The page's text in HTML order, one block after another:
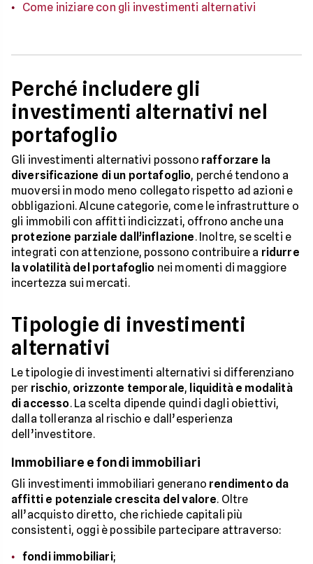
Come iniziare con gli investimenti alternativi
Perché includere gli
investimenti alternativi nel
portafoglio
Gli investimenti alternativi possono rafforzare la
diversificazione di un portafoglio, perché tendono a
muoversi in modo meno collegato rispetto ad azioni e
obbligazioni. Alcune categorie, come le infrastrutture o
gli immobili con affitti indicizzati, offrono anche una
protezione parziale dall’inflazione. Inoltre, se scelti e
integrati con attenzione, possono contribuire a ridurre
la volatilità del portafoglio nei momenti di maggiore
incertezza sui mercati.
Tipologie di investimenti
alternativi
Le tipologie di investimenti alternativi si differenziano
per rischio, orizzonte temporale, liquidità e modalità
di accesso. La scelta dipende quindi dagli obiettivi,
dalla tolleranza al rischio e dall’esperienza
dell’investitore.
Immobiliare e fondi immobiliari
Gli investimenti immobiliari generano rendimento da
affitti e potenziale crescita del valore. Oltre
all’acquisto diretto, che richiede capitali più
consistenti, oggi è possibile partecipare attraverso:
fondi immobiliari;